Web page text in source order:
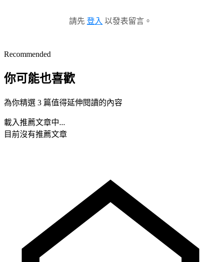
請先 登入 以發表留言。
Recommended
你可能也喜歡
為你精選 3 篇值得延伸閱讀的內容
載入推薦文章中...
目前沒有推薦文章